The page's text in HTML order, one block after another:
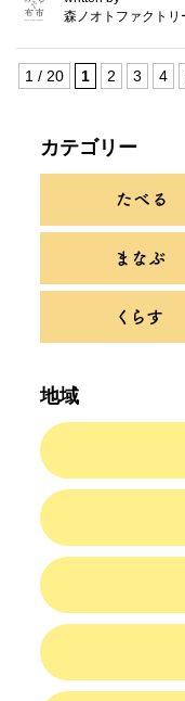
森ノオトファクトリ
1 / 20 1 2 3 4
カテゴリー
地域